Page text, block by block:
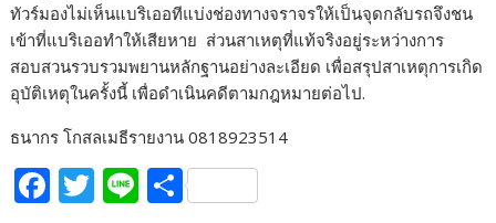
ทัวร์มองไม่เห็นแบริเออทีแบ่งช่องทางจราจรให้เป็นจุดกลับรถจึงชน
เข้าที่แบริเออทำให้เสียหาย ส่วนสาเหตุที่แท้จริงอยู่ระหว่างการ
สอบสวนรวบรวมพยานหลักฐานอย่างละเอียด เพื่อสรุปสาเหตุการเกิด
อุบัติเหตุในครั้งนี้ เพื่อดำเนินคดีตามกฎหมายต่อไป.
ธนากร โกสลเมธีรายงาน 0818923514
F T Li S